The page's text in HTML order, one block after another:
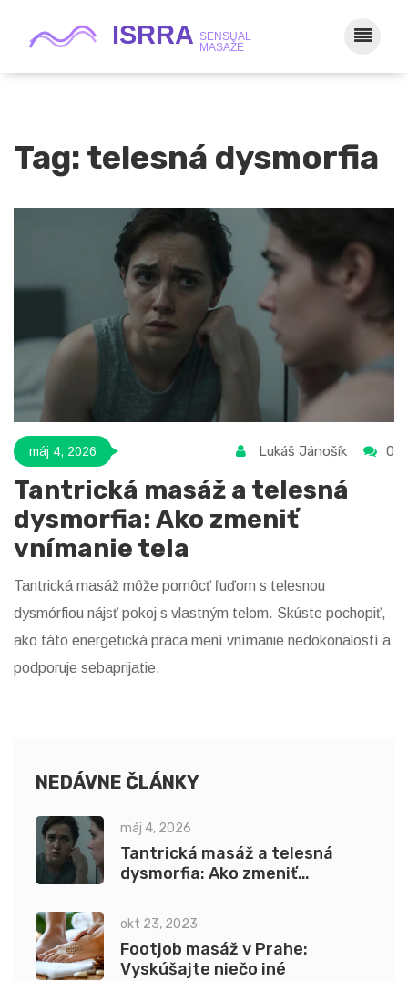
Tag: telesná dysmorfia
máj 4, 2026 Lukáš Jánošík 0
Tantrická masáž a telesná
dysmorfia: Ako zmeniť
vnímanie tela
Tantrická masáž môže pomôcť ľuďom s telesnou
dysmórfiou nájsť pokoj s vlastným telom. Skúste pochopiť,
ako táto energetická práca mení vnímanie nedokonalostí a
podporuje sebaprijatie.
NEDÁVNE ČLÁNKY
máj 4, 2026
Tantrická masáž a telesná
dysmorfia: Ako zmeniť
okt 23, 2023
Footjob masáž v Prahe:
Vyskúšajte niečo iné